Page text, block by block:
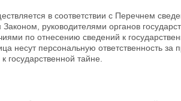
в соответствии с Перечнем
руководителями органов
по отнесению сведений к
несут персональную ответственность
государственной тайне.